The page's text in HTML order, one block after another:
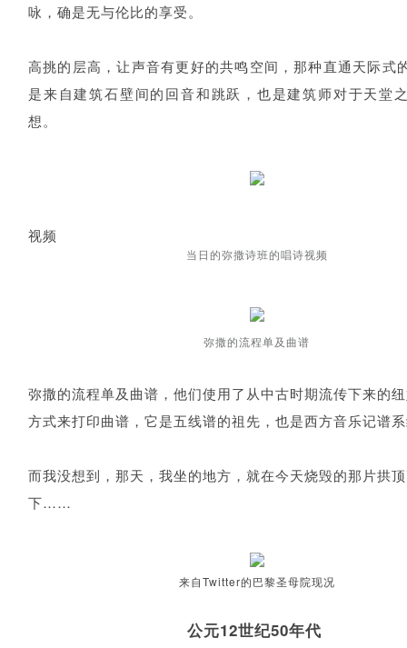
咏，确是无与伦比的享受。
高挑的层高，让声音有更好的共鸣空间，那种直通天际式
是来自建筑石壁间的回音和跳跃，也是建筑师对于天堂
想。
视频
当日的弥撒诗班的唱诗视频
弥撒的流程单及曲谱
弥撒的流程单及曲谱，他们使用了从中古时期流传下来的
方式来打印曲谱，它是五线谱的祖先，也是西方音乐记谱
而我没想到，那天，我坐的地方，就在今天烧毁的那片拱
下……
来自Twitter的巴黎圣母院现况
公元12世纪50年代